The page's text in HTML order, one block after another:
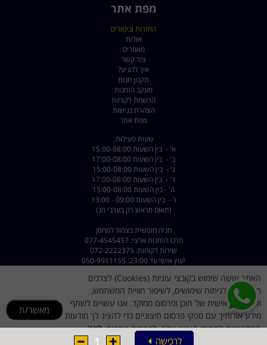
מפת אתר
החזרות וביטולים
אודות
מאמרים
צור קשר
איך להגיע?
תקנון חנות
מעקב הזמנות
הרשמת לקוחות
הצהרת נגישות
מפת אתר
שעות פעילות:
א' - בין השעות 15:00-08:00
ב' - בין השעות 17:00-08:00
ג' - בין השעות 15:00-08:00
ד' - בין השעות 17:00-08:00
ה' - בין השעות 15:00-08:00
ו' - בין השעות 09:00 - 13:00
(תאום מראש רק בערבי חג)
חניה חופשית בצמוד למחסן
מרכז הזמנות ארצי: 077-4545457
שירות לקוחות: 072-2222375
יעוץ אישי עד 23:00: 050-9911155
כתובת: רחוב השילוח 8 פתח תקווה - קרית מטלון
דוא"ל :dorsport@walla.com
מייל שירות לקוחותdorsportsr@gmail.com
לרכישה 1
האתר עושה שימוש בקובצי עוגיות (Cookies) לצרכים
תפעוליים, לניתוח שימושים, לשיפור חוויית המשתמש,
ולהתאמה אישית של תוכן ופרסום ממוקד. אנו עשויים לשתף
מידע אודותיך עם ספקי פרסום חיצוניים כדי להציג לך מודעות
הרלוונטיות לתחומי העניין שלך. לפרטים נוספים:לינק
מאשר/ת